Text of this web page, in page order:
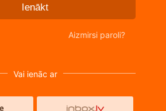
Ienākt
Aizmirsi paroli?
Vai ienāc ar